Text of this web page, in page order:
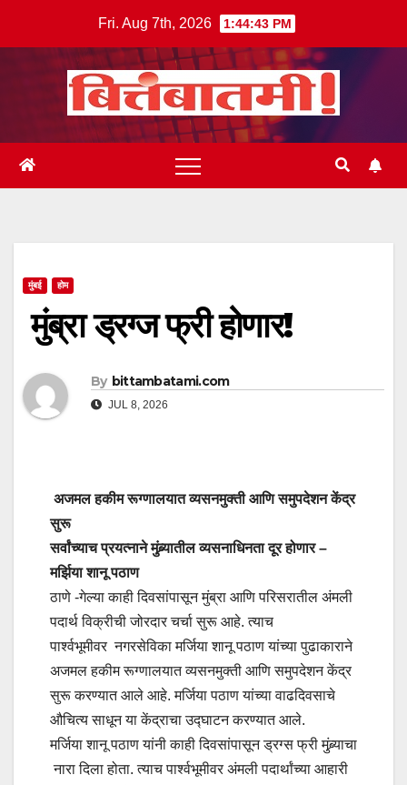
Fri. Aug 7th, 2026 1:44:44 PM
मुंबई होम
मुंब्रा ड्रग्ज फ्री होणार!
By bittambatami.com
JUL 8, 2026
अजमल हकीम रूग्णालयात व्यसनमुक्ती आणि समुपदेशन केंद्र
सुरू
सर्वांच्याच प्रयत्नाने मुंब्र्यातील व्यसनाधिनता दूर होणार –
मर्झिया शानू पठाण
ठाणे -गेल्या काही दिवसांपासून मुंब्रा आणि परिसरातील अंमली
पदार्थ विक्रीची जोरदार चर्चा सुरू आहे. त्याच
पार्श्वभूमीवर नगरसेविका मर्जिया शानू पठाण यांच्या पुढाकाराने
अजमल हकीम रूग्णालयात व्यसनमुक्ती आणि समुपदेशन केंद्र
सुरू करण्यात आले आहे. मर्जिया पठाण यांच्या वाढदिवसाचे
औचित्य साधून या केंद्राचा उद्घाटन करण्यात आले.
मर्जिया शानू पठाण यांनी काही दिवसांपासून ड्रग्स फ्री मुंब्र्याचा
नारा दिला होता. त्याच पार्श्वभूमीवर अंमली पदार्थांच्या आहारी